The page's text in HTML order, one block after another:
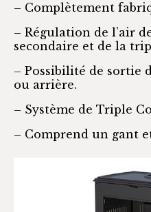
– Complètement
– Régulation de l’air
secondaire et de la
– Possibilité de sortie
ou arrière.
– Système de Triple
– Comprend un gant